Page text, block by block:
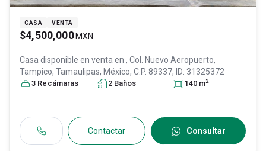
CASA VENTA
$4,500,000 MXN
Casa disponible en venta en , Col. Nuevo Aeropuerto,
Tampico, Tamaulipas, México, C.P. 89337, ID: 31325372
3 Recámaras 2 Baños 140 m2
Contactar Consultar